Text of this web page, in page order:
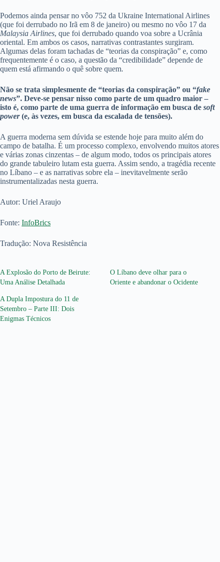
Podemos ainda pensar no vôo 752 da Ukraine International Airlines
(que foi derrubado no Irã em 8 de janeiro) ou mesmo no vôo 17 da
Malaysia Airlines, que foi derrubado quando voa sobre a Ucrânia
oriental. Em ambos os casos, narrativas contrastantes surgiram.
Algumas delas foram tachadas de “teorias da conspiração” e, como
frequentemente é o caso, a questão da “credibilidade” depende de
quem está afirmando o quê sobre quem.
Não se trata simplesmente de “teorias da conspiração” ou “fake
news”. Deve-se pensar nisso como parte de um quadro maior –
isto é, como parte de uma guerra de informação em busca de soft
power(e, às vezes, em busca da escalada de tensões).
A guerra moderna sem dúvida se estende hoje para muito além do
campo de batalha. É um processo complexo, envolvendo muitos atores
e várias zonas cinzentas – de algum modo, todos os principais atores
do grande tabuleiro lutam esta guerra. Assim sendo, a tragédia recente
no Líbano – e as narrativas sobre ela – inevitavelmente serão
instrumentalizadas nesta guerra.
Autor: Uriel Araujo
Fonte: InfoBrics
Tradução: Nova Resistência
A Explosão do Porto de Beirute:
Uma Análise Detalhada
O Líbano deve olhar para o
Oriente e abandonar o Ocidente
A Dupla Impostura do 11 de
Setembro – Parte III: Dois
Enigmas Técnicos